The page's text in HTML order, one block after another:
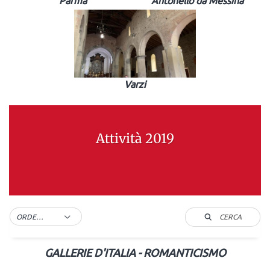
Varzi
Attività 2019
ORDER BY DEFAULT CERCA
GALLERIE D'ITALIA - ROMANTICISMO